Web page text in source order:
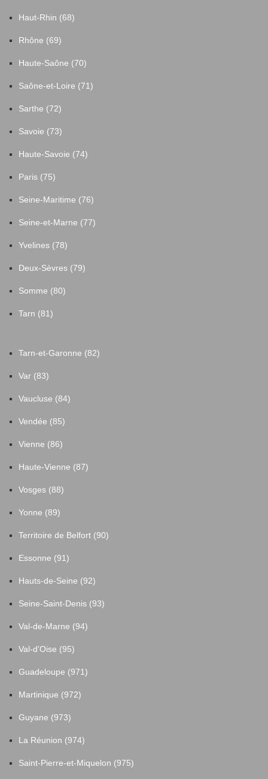
Haut-Rhin (68)
Rhône (69)
Haute-Saône (70)
Saône-et-Loire (71)
Sarthe (72)
Savoie (73)
Haute-Savoie (74)
Paris (75)
Seine-Maritime (76)
Seine-et-Marne (77)
Yvelines (78)
Deux-Sèvres (79)
Somme (80)
Tarn (81)
Tarn-et-Garonne (82)
Var (83)
Vaucluse (84)
Vendée (85)
Vienne (86)
Haute-Vienne (87)
Vosges (88)
Yonne (89)
Territoire de Belfort (90)
Essonne (91)
Hauts-de-Seine (92)
Seine-Saint-Denis (93)
Val-de-Marne (94)
Val-d'Oise (95)
Guadeloupe (971)
Martinique (972)
Guyane (973)
La Réunion (974)
Saint-Pierre-et-Miquelon (975)